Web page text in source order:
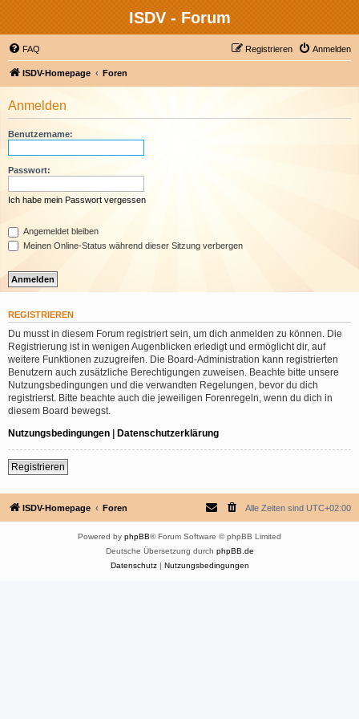
ISDV - Forum
FAQ Anmelden
Registrieren
ISDV-Homepage Foren
Anmelden
Benutzername:
Passwort:
Ich habe mein Passwort vergessen
Angemeldet bleiben
Meinen Online-Status während dieser Sitzung verbergen
REGISTRIEREN
Du musst in diesem Forum registriert sein, um dich anmelden zu können. Die
Registrierung ist in wenigen Augenblicken erledigt und ermöglicht dir, auf
weitere Funktionen zuzugreifen. Die Board-Administration kann registrierten
Benutzern auch zusätzliche Berechtigungen zuweisen. Beachte bitte unsere
Nutzungsbedingungen und die verwandten Regelungen, bevor du dich
registrierst. Bitte beachte auch die jeweiligen Forenregeln, wenn du dich in
diesem Board bewegst.
Nutzungsbedingungen | Datenschutzerklärung
Registrieren
ISDV-Homepage Foren Alle Zeiten sind UTC+02:00
Powered by phpBB® Forum Software © phpBB Limited
Deutsche Übersetzung durch phpBB.de
Datenschutz| Nutzungsbedingungen